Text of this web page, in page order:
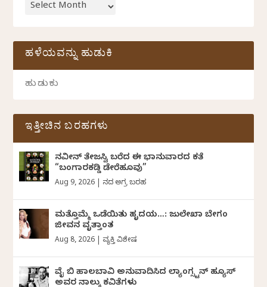
ಹಳೆಯವನ್ನು ಹುಡುಕಿ
ಇತ್ತೀಚಿನ ಬರಹಗಳು
ನವೀನ್‌ ತೇಜಸ್ವಿ ಬರೆದ ಈ ಭಾನುವಾರದ ಕತೆ
“ಬಂಗಾರಕಡ್ಡಿ ಡೇರೆಹೂವು”
Aug 9, 2026 ದಿನದ ಅಗ್ರ ಬರಹ
ಮತ್ತೊಮ್ಮೆ ಒಡೆಯಿತು ಹೃದಯ…: ಜುಲೇಖಾ ಬೇಗಂ
ಜೀವನ ವೃತ್ತಾಂತ
Aug 8, 2026 ವ್ಯಕ್ತಿ ವಿಶೇಷ
ವೈ ಬಿ ಹಾಲಬಾವಿ ಅನುವಾದಿಸಿದ ಲ್ಯಾಂಗ್ಸ್ಟನ್ ಹ್ಯೂಸ್
ಅವರ ನಾಲ್ಕು ಕವಿತೆಗಳು